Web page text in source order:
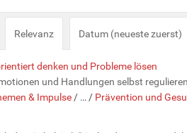
Relevanz Datum (neueste zuerst)
denken und Probleme lösen
und Handlungen selbst regulieren
& Impulse / … / Prävention und